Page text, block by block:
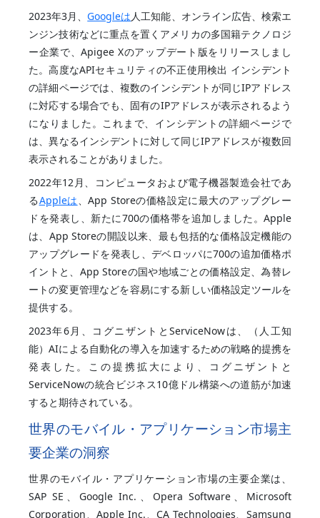
2023年3月、 Googleは人工知能、オンライン広告、検索エ
ンジン技術などに重点を置くアメリカの多国籍テクノロジ
ー企業で、Apigee Xのアップデート版をリリースしまし
た。高度なAPIセキュリティの不正使用検出 インシデント
の詳細ページでは、複数のインシデントが同じIPアドレス
に対応する場合でも、固有のIPアドレスが表示されるよう
になりました。これまで、インシデントの詳細ページで
は、異なるインシデントに対して同じIPアドレスが複数回
表示されることがありました。
2022年12月、コンピュータおよび電子機器製造会社であ
るAppleは、App Storeの価格設定に最大のアップグレー
ドを発表し、新たに700の価格帯を追加しました。Apple
は、App Storeの開設以来、最も包括的な価格設定機能の
アップグレードを発表し、デベロッパに700の追加価格ポ
イントと、App Storeの国や地域ごとの価格設定、為替レ
ートの変更管理などを容易にする新しい価格設定ツールを
提供する。
2023年6月、コグニザントとServiceNowは、（人工知
能）AIによる自動化の導入を加速するための戦略的提携を
発表した。この提携拡大により、コグニザントと
ServiceNowの統合ビジネス10億ドル構築への道筋が加速
すると期待されている。
世界のモバイル・アプリケーション市場主
要企業の洞察
世界のモバイル・アプリケーション市場の主要企業は、
SAP SE、Google Inc.、Opera Software、Microsoft
Corporation、Apple Inc.、CA Technologies、Samsung